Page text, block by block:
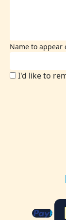
Name to appear
I'd like to